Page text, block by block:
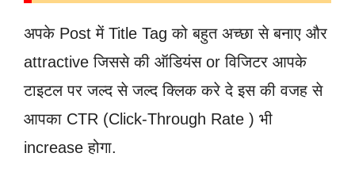
अपके Post में Title Tag को बहुत अच्छा से बनाए और
attractive जिससे की ऑडियंस or विजिटर आपके
टाइटल पर जल्द से जल्द क्लिक करे दे इस की वजह से
आपका CTR (Click-Through Rate ) भी
increase होगा.